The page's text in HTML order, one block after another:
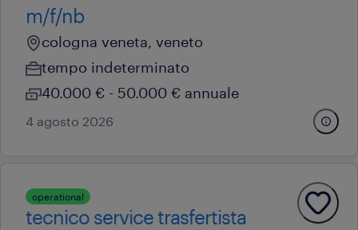
m/f/nb
cologna veneta, veneto
tempo indeterminato
40.000 € - 50.000 € annuale
4 agosto 2026
operational
tecnico service trasfertista